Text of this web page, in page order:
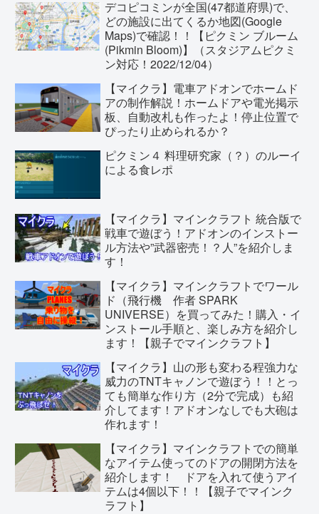
デコピコミンが全国(47都道府県)で、
どの施設に出てくるか地図(Google
Maps)で確認！！【ピクミン ブルーム
(Pikmin Bloom)】（スタジアムピクミ
ン対応！2022/12/04）
【マイクラ】電車アドオンでホームド
アの制作解説！ホームドアや電光掲示
板、自動改札も作ったよ！停止位置で
ぴったり止められるか？
ピクミン４ 料理研究家（？）のルーイ
による食レポ
【マイクラ】マインクラフト 統合版で
戦車で遊ぼう！アドオンのインストー
ル方法や”武器密売！？人”を紹介しま
す！
【マイクラ】マインクラフトでワール
ド（飛行機 作者 SPARK
UNIVERSE）を買ってみた！購入・イ
ンストール手順と、楽しみ方を紹介し
ます！【親子でマインクラフト】
【マイクラ】山の形も変わる程強力な
威力のTNTキャノンで遊ぼう！！とっ
ても簡単な作り方（2分で完成）も紹
介してます！アドオンなしでも大砲は
作れます！
【マイクラ】マインクラフトでの簡単
なアイテム使ってのドアの開閉方法を
紹介します！ ドアを入れて使うアイ
テムは4個以下！！【親子でマインク
ラフト】